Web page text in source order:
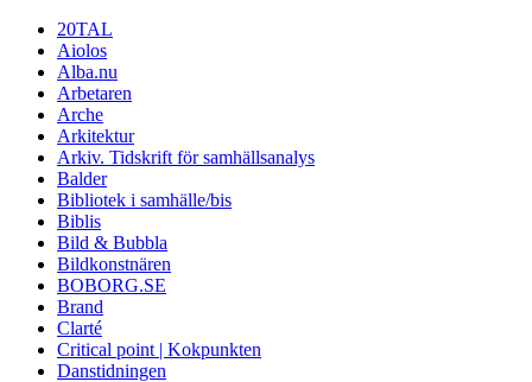
20TAL
Aiolos
Alba.nu
Arbetaren
Arche
Arkitektur
Arkiv. Tidskrift för samhällsanalys
Balder
Bibliotek i samhälle/bis
Biblis
Bild & Bubbla
Bildkonstnären
BOBORG.SE
Brand
Clarté
Critical point | Kokpunkten
Danstidningen